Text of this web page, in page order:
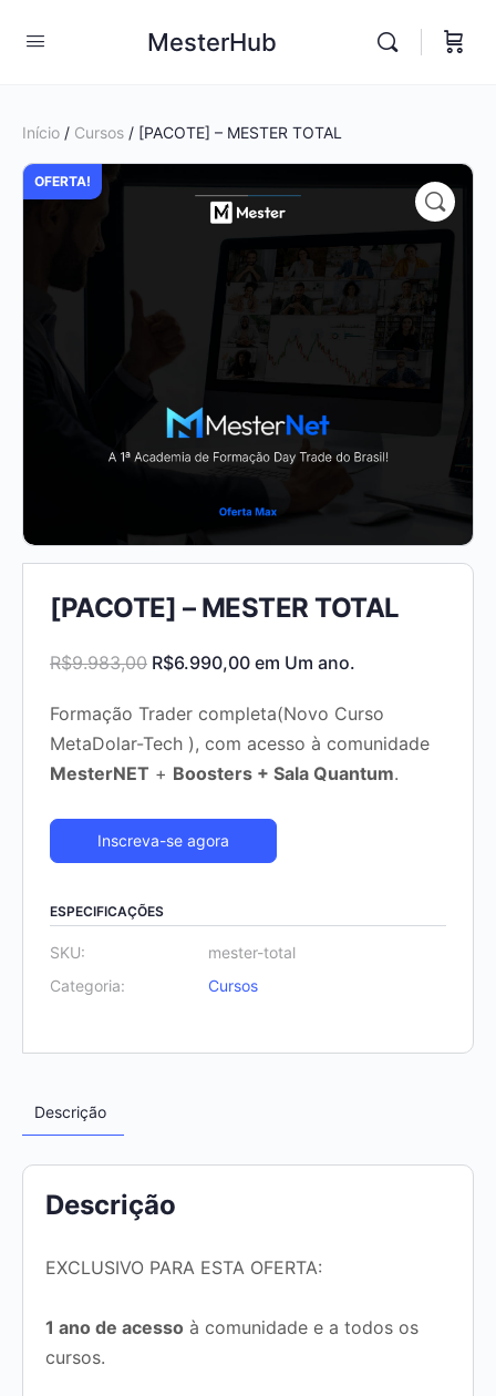
MesterHub
Início / Cursos / [PACOTE] – MESTER TOTAL
OFERTA!
[PACOTE] – MESTER TOTAL
R$9.983,00 R$6.990,00 em Um ano.
Formação Trader completa(Novo Curso
MetaDolar-Tech ), com acesso à comunidade
MesterNET + Boosters + Sala Quantum.
Inscreva-se agora
ESPECIFICAÇÕES
SKU:
mester-total
Categoria:
Cursos
Descrição
Descrição
EXCLUSIVO PARA ESTA OFERTA:
1 ano de acesso à comunidade e a todos os
cursos.